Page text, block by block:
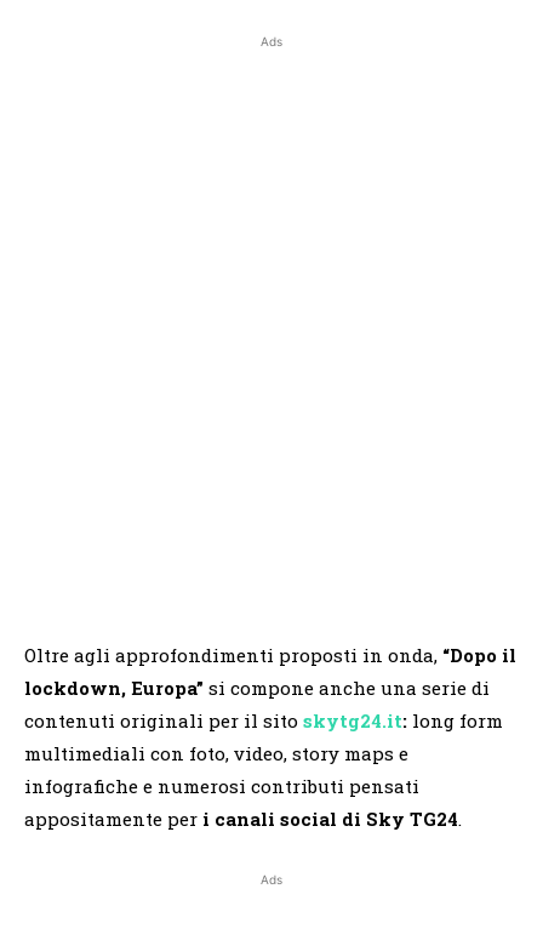
Ads
Oltre agli approfondimenti proposti in onda, “Dopo il
lockdown, Europa” si compone anche una serie di
contenuti originali per il sito skytg24.it: long form
multimediali con foto, video, story maps e
infografiche e numerosi contributi pensati
appositamente per i canali social di Sky TG24.
Ads